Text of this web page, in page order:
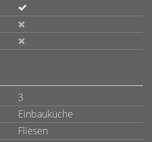
3
Einbauküche
Fliesen